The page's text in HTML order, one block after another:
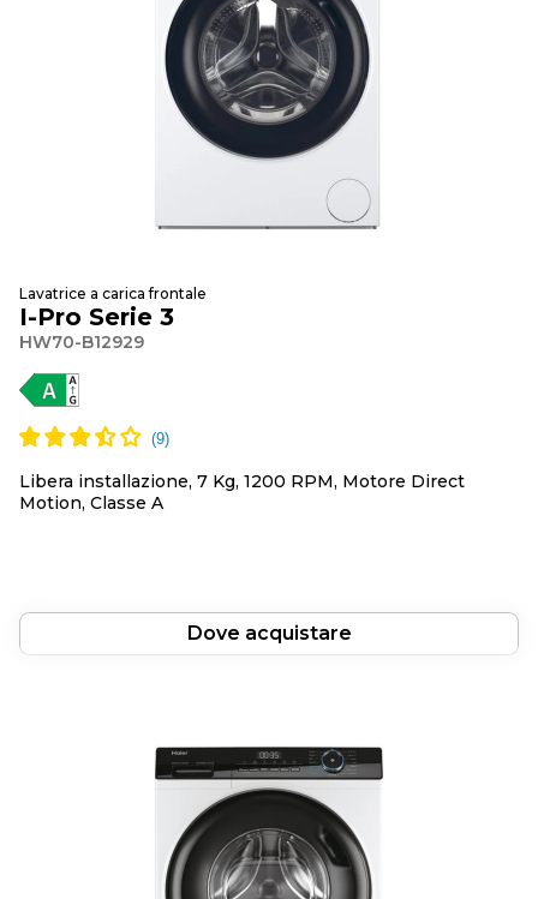
Lavatrice a carica frontale
I-Pro Serie 3
HW70-B12929
Libera installazione, 7 Kg, 1200 RPM, Motore Direct
Motion, Classe A
Dove acquistare